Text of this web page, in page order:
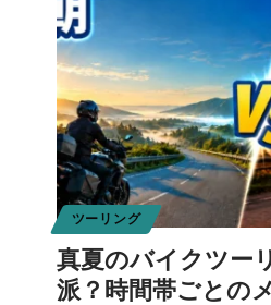
ツーリング
真夏のバイクツー
派？時間帯ごとの